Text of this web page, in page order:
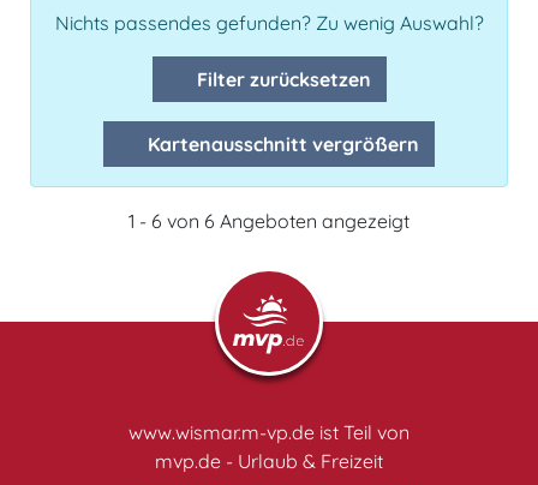
Nichts passendes gefunden? Zu wenig Auswahl?
Filter zurücksetzen
Kartenausschnitt vergrößern
1 - 6 von 6 Angeboten angezeigt
www.wismar.m-vp.de ist Teil von
mvp.de - Urlaub & Freizeit